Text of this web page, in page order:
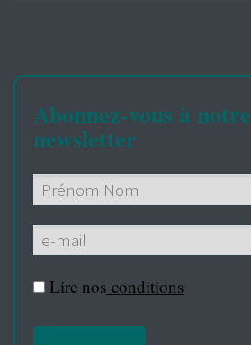
Abonnez-vous à notre
newsletter
Lire nos conditions